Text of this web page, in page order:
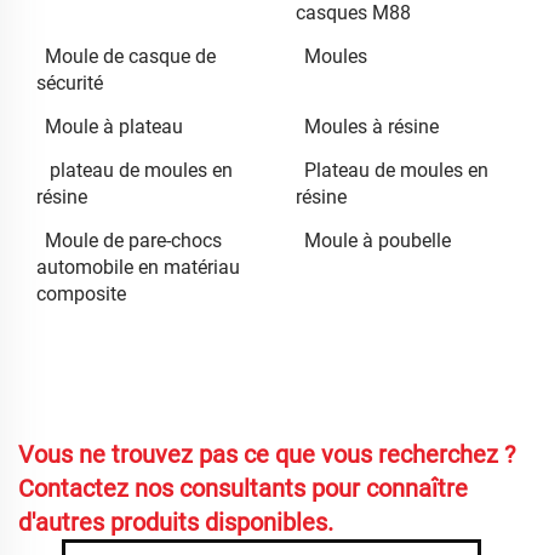
casques M88
Moule de casque de
sécurité
Moules
Moule à plateau
Moules à résine
plateau de moules en
résine
Plateau de moules en
résine
Moule de pare-chocs
automobile en matériau
composite
Moule à poubelle
Vous ne trouvez pas ce que vous recherchez ?
Contactez nos consultants pour connaître
d'autres produits disponibles.